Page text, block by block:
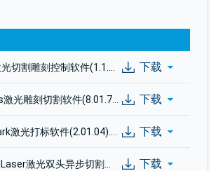
下载
下载
下载
下载